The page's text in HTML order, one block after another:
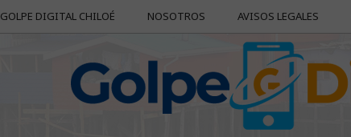
GOLPE DIGITAL CHILOÉ NOSOTROS AVISOS LEGALES